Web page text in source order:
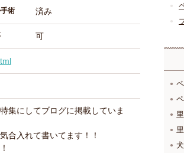
術 済み
可
集にしてブログに掲載していま
合入れて書いてます！！